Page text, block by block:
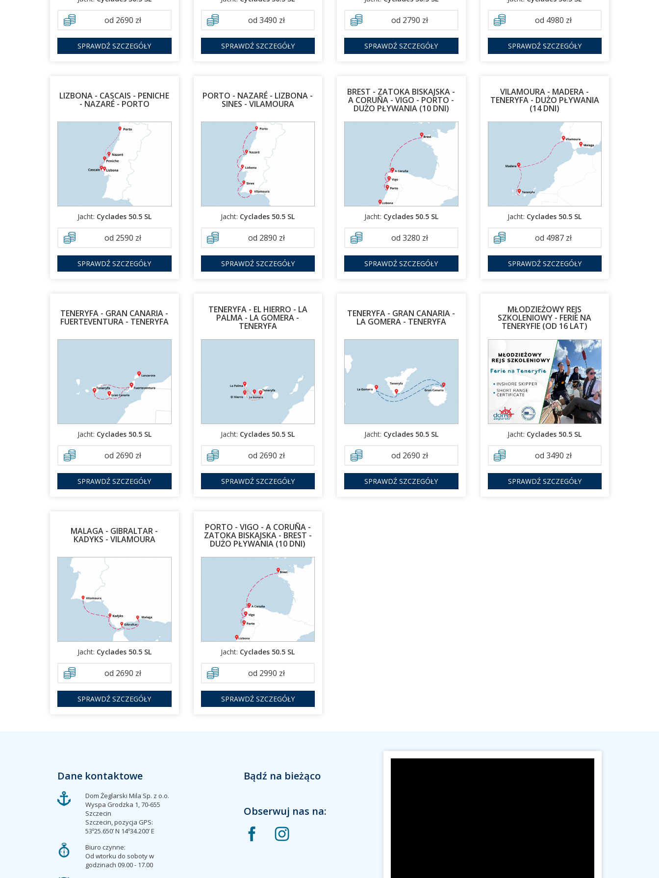
od 2690 zł
SPRAWDŹ SZCZEGÓŁY
od 3490 zł
SPRAWDŹ SZCZEGÓŁY
od 2790 zł
SPRAWDŹ SZCZEGÓŁY
od 4980 zł
SPRAWDŹ SZCZEGÓŁY
LIZBONA - CASCAIS - PENICHE
- NAZARÉ - PORTO
10.04.2027 - 17.04.2027
Jacht: Cyclades 50.5 SL
od 2590 zł
SPRAWDŹ SZCZEGÓŁY
PORTO - NAZARÉ - LIZBONA -
SINES - VILAMOURA
07.11.2026 - 14.11.2026
Jacht: Cyclades 50.5 SL
od 2890 zł
SPRAWDŹ SZCZEGÓŁY
BREST - ZATOKA BISKAJSKA -
A CORUÑA - VIGO - PORTO -
DUŻO PŁYWANIA (10 DNI)
28.10.2026 - 07.11.2026
Jacht: Cyclades 50.5 SL
od 3280 zł
SPRAWDŹ SZCZEGÓŁY
VILAMOURA - MADERA -
TENERYFA - DUŻO PŁYWANIA
(14 DNI)
22.12.2026 - 05.01.2027
Jacht: Cyclades 50.5 SL
od 4987 zł
SPRAWDŹ SZCZEGÓŁY
TENERYFA - GRAN CANARIA -
FUERTEVENTURA - TENERYFA
24.01.2027 - 31.01.2027
07.03.2027 - 14.03.2027
Jacht: Cyclades 50.5 SL
od 2690 zł
SPRAWDŹ SZCZEGÓŁY
TENERYFA - EL HIERRO - LA
PALMA - LA GOMERA -
TENERYFA
31.01.2027 - 07.02.2027
28.02.2027 - 07.03.2027
Jacht: Cyclades 50.5 SL
od 2690 zł
SPRAWDŹ SZCZEGÓŁY
TENERYFA - GRAN CANARIA -
LA GOMERA - TENERYFA
17.01.2027 - 24.01.2027
07.02.2027 - 14.02.2027
Jacht: Cyclades 50.5 SL
od 2690 zł
SPRAWDŹ SZCZEGÓŁY
MŁODZIEŻOWY REJS
SZKOLENIOWY - FERIE NA
TENERYFIE (OD 16 LAT)
14.02.2027 - 24.02.2027
Jacht: Cyclades 50.5 SL
od 3490 zł
SPRAWDŹ SZCZEGÓŁY
MALAGA - GIBRALTAR -
KADYKS - VILAMOURA
29.11.2026 - 06.12.2026
Jacht: Cyclades 50.5 SL
od 2690 zł
SPRAWDŹ SZCZEGÓŁY
PORTO - VIGO - A CORUÑA -
ZATOKA BISKAJSKA - BREST -
DUŻO PŁYWANIA (10 DNI)
17.04.2027 - 27.04.2027
Jacht: Cyclades 50.5 SL
od 2990 zł
SPRAWDŹ SZCZEGÓŁY
Dane kontaktowe
Dom Żeglarski Mila Sp. z o.o.
Wyspa Grodzka 1, 70-655
Szczecin
Szczecin, pozycja GPS:
53º25.650’ N 14º34.200’ E
Biuro czynne:
Od wtorku do soboty w
godzinach 09.00 - 17.00
Bądź na bieżąco
Obserwuj nas na: